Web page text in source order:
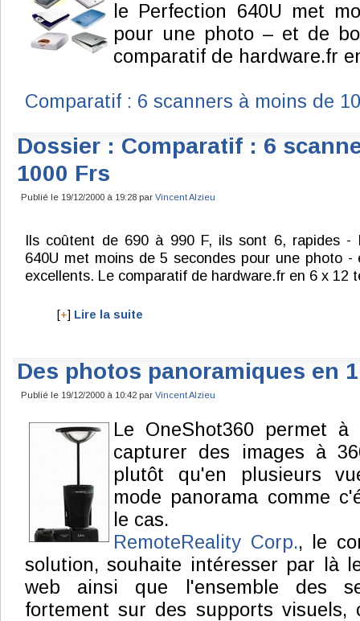
le Perfection 640U met
pour une photo – et de
comparatif de hardware.fr
Comparatif : 6 scanners à moins de
Dossier : Comparatif : 6
1000 Frs
Publié le 19/12/2000 à 19:28 par Vincent Alzieu
Ils coûtent de 690 à 990 F, ils sont 6, rapides -
640U met moins de 5 secondes pour une photo -
excellents. Le comparatif de hardware.fr en 6 x 12
[+] Lire la suite
Des photos panoramiques en
Publié le 19/12/2000 à 10:42 par Vincent Alzieu
Le OneShot360 permet
capturer des images à
plutôt qu'en plusieurs
mode panorama comme
le cas.
RemoteReality Corp., le
solution, souhaite intéresser par là
web ainsi que l'ensemble des
fortement sur des supports visuels,